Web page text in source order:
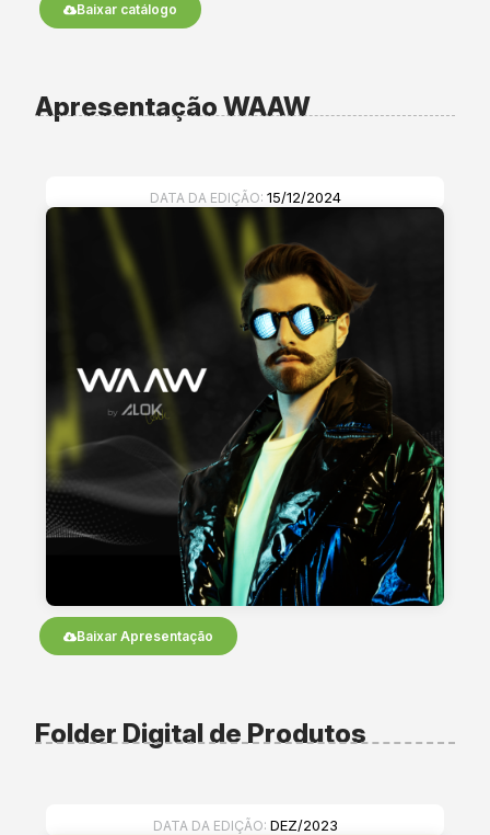
Baixar catálogo
Apresentação WAAW
DATA DA EDIÇÃO: 15/12/2024
Baixar Apresentação
Folder Digital de Produtos
DATA DA EDIÇÃO: DEZ/2023